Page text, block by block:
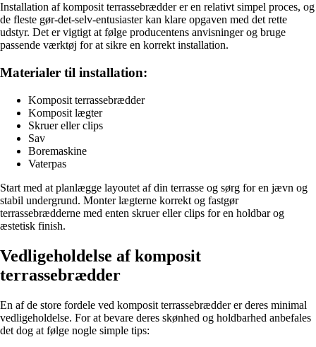
Installation af komposit terrassebrædder er en relativt simpel proces, og
de fleste gør-det-selv-entusiaster kan klare opgaven med det rette
udstyr. Det er vigtigt at følge producentens anvisninger og bruge
passende værktøj for at sikre en korrekt installation.
Materialer til installation:
Komposit terrassebrædder
Komposit lægter
Skruer eller clips
Sav
Boremaskine
Vaterpas
Start med at planlægge layoutet af din terrasse og sørg for en jævn og
stabil undergrund. Monter lægterne korrekt og fastgør
terrassebrædderne med enten skruer eller clips for en holdbar og
æstetisk finish.
Vedligeholdelse af komposit
terrassebrædder
En af de store fordele ved komposit terrassebrædder er deres minimal
vedligeholdelse. For at bevare deres skønhed og holdbarhed anbefales
det dog at følge nogle simple tips: